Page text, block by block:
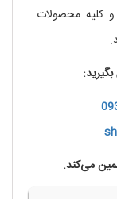
و کلیه محصولات
می‌کند.